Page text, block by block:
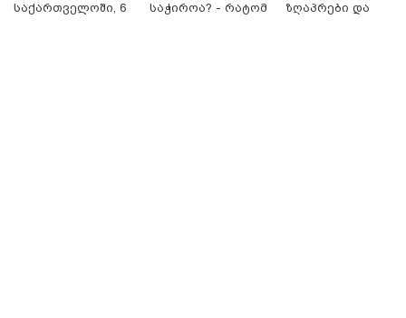
საქართველოში, 6
საჭიროა? - რატომ
ზღაპრები და